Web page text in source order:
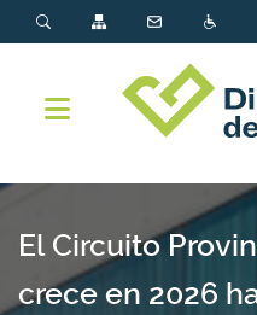
El Circuito
crece en 2026